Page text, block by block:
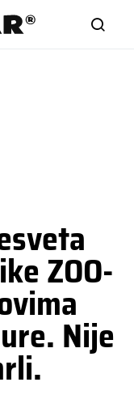
ZOO-
Nije